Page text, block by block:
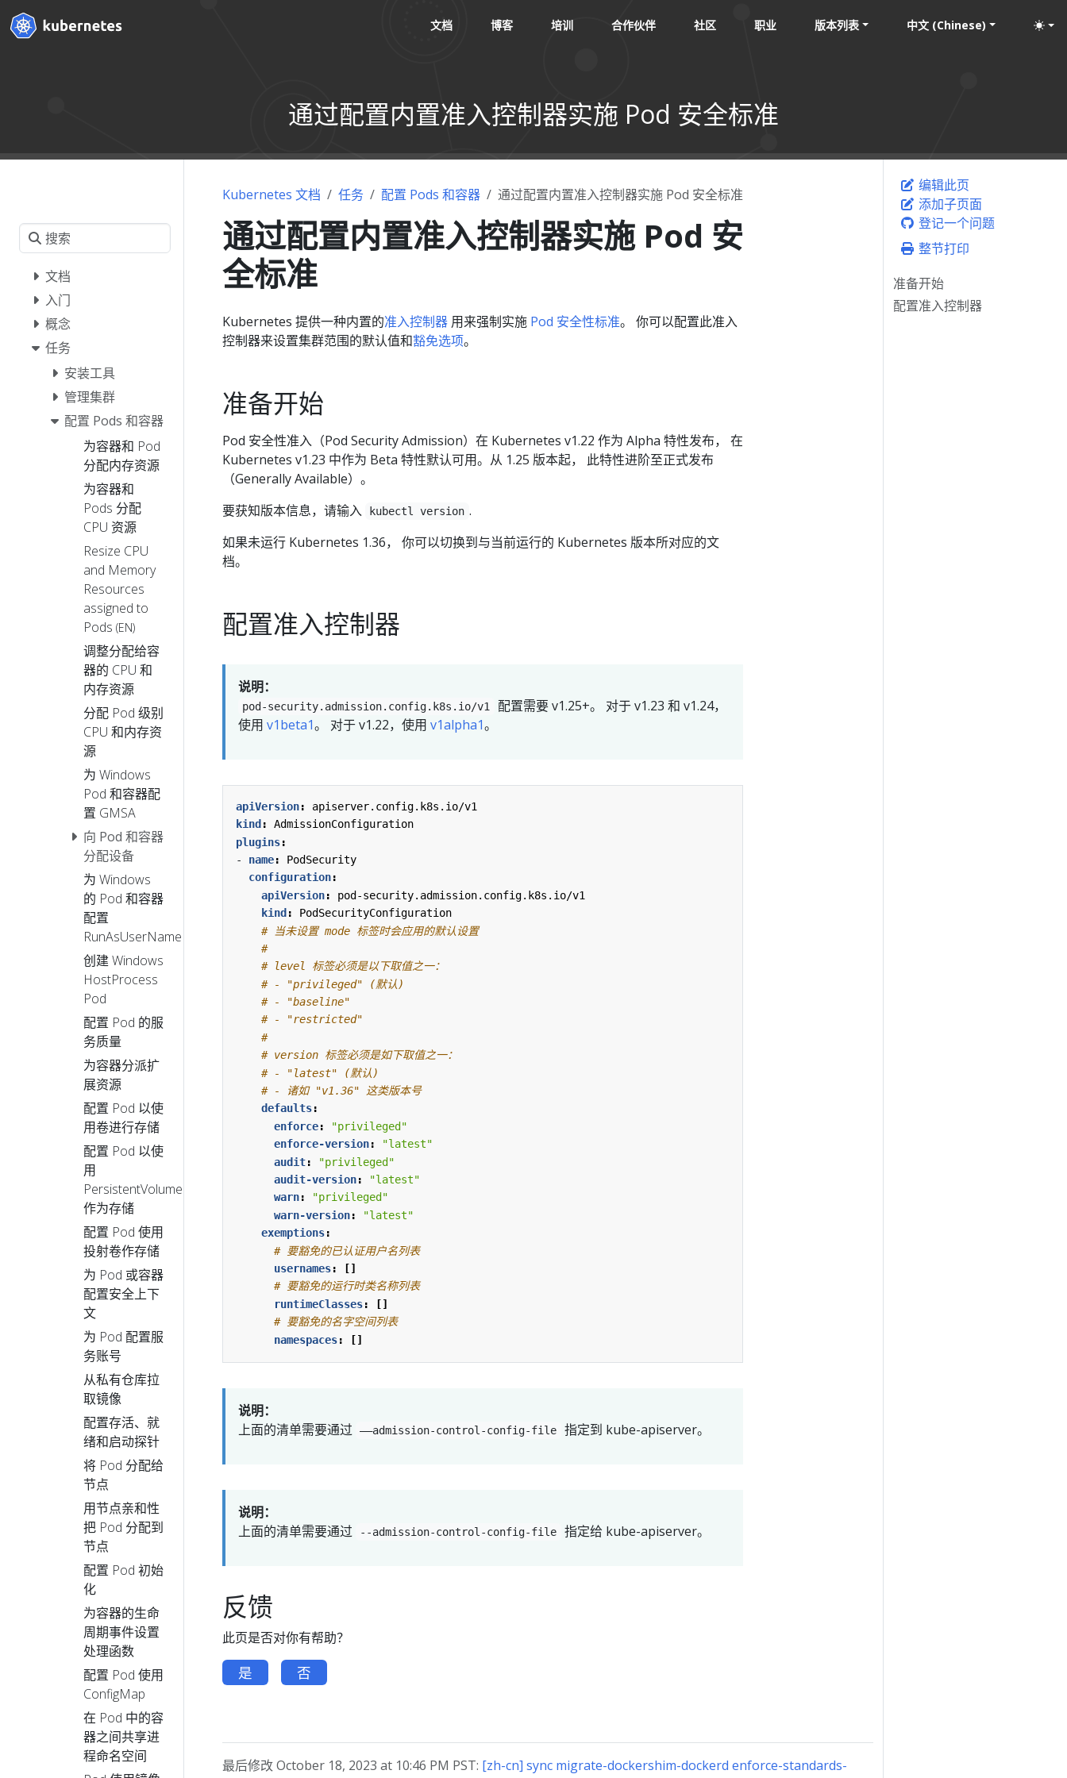
文档 博客 培训 合作伙伴 社区 职业 版本列表 中文 (Chinese)
通过配置内置准入控制器实施 Pod 安全标准
文档
入门
概念
任务
安装工具
管理集群
配置 Pods 和容器
为容器和 Pod
分配内存资源
为容器和
Pods 分配
CPU 资源
Resize CPU
and Memory
Resources
assigned to
Pods (EN)
调整分配给容
器的 CPU 和
内存资源
分配 Pod 级别
CPU 和内存资
源
为 Windows
Pod 和容器配
置 GMSA
向 Pod 和容器
分配设备
为 Windows
的 Pod 和容器
配置
RunAsUserName
创建 Windows
HostProcess
Pod
配置 Pod 的服
务质量
为容器分派扩
展资源
配置 Pod 以使
用卷进行存储
配置 Pod 以使
用
PersistentVolume
作为存储
配置 Pod 使用
投射卷作存储
为 Pod 或容器
配置安全上下
文
为 Pod 配置服
务账号
从私有仓库拉
取镜像
配置存活、就
绪和启动探针
将 Pod 分配给
节点
用节点亲和性
把 Pod 分配到
节点
配置 Pod 初始
化
为容器的生命
周期事件设置
处理函数
配置 Pod 使用
ConfigMap
在 Pod 中的容
器之间共享进
程命名空间
编辑此页
添加子页面
登记一个问题
整节打印
准备开始
配置准入控制器
Kubernetes 文档 任务 配置 Pods 和容器 通过配置内置准入控制器实施 Pod 安全标准
通过配置内置准入控制器实施 Pod 安
全标准
Kubernetes 提供一种内置的准入控制器 用来强制实施 Pod 安全性标准。 你可以配置此准入
控制器来设置集群范围的默认值和豁免选项。
准备开始
Pod 安全性准入（Pod Security Admission）在 Kubernetes v1.22 作为 Alpha 特性发布， 在
Kubernetes v1.23 中作为 Beta 特性默认可用。从 1.25 版本起， 此特性进阶至正式发布
（Generally Available）。
要获知版本信息，请输入
kubectl version .
如果未运行 Kubernetes 1.36， 你可以切换到与当前运行的 Kubernetes 版本所对应的文
档。
配置准入控制器
说明：
pod-security.admission.config.k8s.io/v1
配置需要 v1.25+。 对于 v1.23 和 v1.24，
使用 v1beta1。 对于 v1.22，使用 v1alpha1。
apiVersion:
apiserver.config.k8s.io/v1
kind :
AdmissionConfiguration
plugins:
- name:
PodSecurity
configuration:
apiVersion:
pod-security.admission.config.k8s.io/v1
kind :
PodSecurityConfiguration
# 当未设置 mode 标签时会应用的默认设置
#
# level 标签必须是以下取值之一：
# - "privileged" (默认)
# - "baseline"
# - "restricted"
#
# version 标签必须是如下取值之一：
# - "latest" (默认)
# - 诸如 "v1.36" 这类版本号
defaults:
enforce:
"privileged"
enforce-version:
"latest"
audit:
"privileged"
audit-version:
"latest"
warn:
"privileged"
warn-version:
"latest"
exemptions:
# 要豁免的已认证用户名列表
usernames:
[]
# 要豁免的运行时类名称列表
runtimeClasses:
[]
# 要豁免的名字空间列表
namespaces: []
说明：
上面的清单需要通过
——admission-control-config-file 指定到 kube-apiserver。
说明：
上面的清单需要通过
--admission-control-config-file 指定给 kube-apiserver。
反馈
此页是否对你有帮助？
是 否
最后修改 October 18, 2023 at 10:46 PM PST: [zh-cn] sync migrate-dockershim-dockerd enforce-standards-